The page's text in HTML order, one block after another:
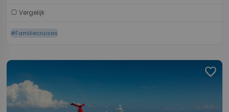
Vergelijk
#Familiecruises
favorite